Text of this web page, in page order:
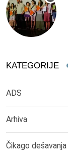
KATEGORIJE
ADS
Arhiva
Čikago dešavanja